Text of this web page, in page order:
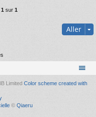
1 sur 1
Aller
Limited Color scheme created with
© Qiaeru